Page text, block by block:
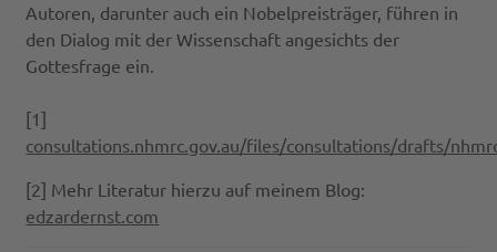
Autoren, darunter auch ein Nobelpreisträger, führen in
den Dialog mit der Wissenschaft angesichts der
Gottesfrage ein.
[1]
consultations.nhmrc.gov.au/files/consultations/drafts/
[2] Mehr Literatur hierzu auf meinem Blog:
edzardernst.com